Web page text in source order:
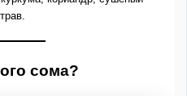
сома?